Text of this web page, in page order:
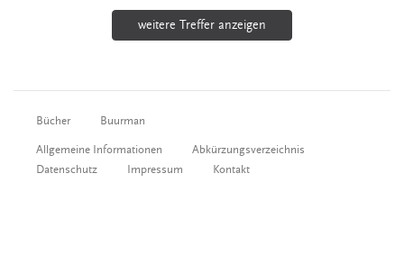
weitere Treffer anzeigen
Bücher Buurman
Allgemeine Informationen
Abkürzungsverzeichnis
Datenschutz
Impressum Kontakt